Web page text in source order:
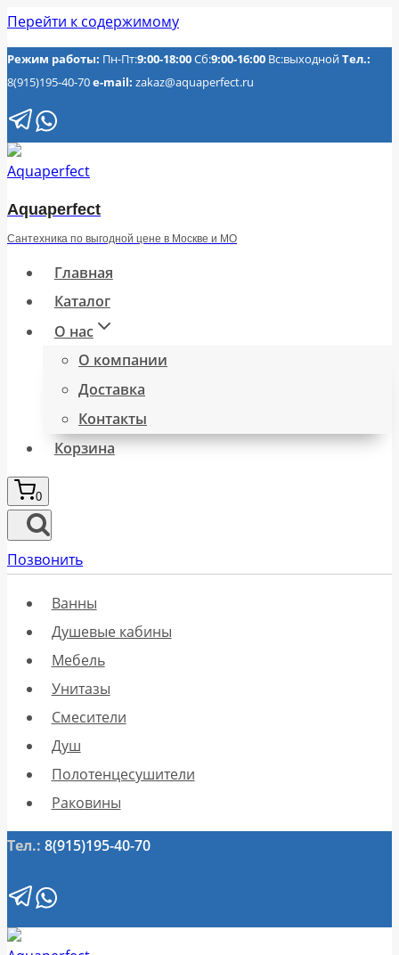
Перейти к содержимому
Режим работы: Пн-Пт:9:00-18:00Сб:9:00-16:00 Вс:выходнойТел.:
8(915)195-40-70e-mail: zakaz@aquaperfect.ru
Aquaperfect
Сантехника по выгодной цене в Москве и МО
Главная
Каталог
О нас
О компании
Доставка
Контакты
Корзина
0
Позвонить
Ванны
Душевые кабины
Мебель
Унитазы
Смесители
Душ
Полотенцесушители
Раковины
Тел.: 8(915)195-40-70